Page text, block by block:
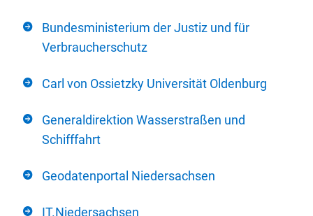
Bundesministerium der Justiz und für
Verbraucherschutz
Carl von Ossietzky Universität Oldenburg
Generaldirektion Wasserstraßen und
Schifffahrt
Geodatenportal Niedersachsen
IT.Niedersachsen